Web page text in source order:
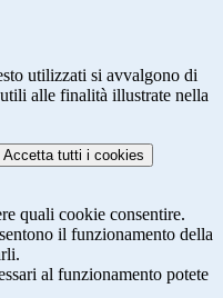
utilizzati si avvalgono di
alle finalità illustrate nella
Accetta tutti i cookies
quali cookie consentire.
il funzionamento della
al funzionamento potete